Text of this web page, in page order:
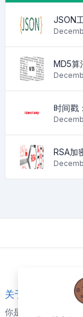
JSON
MD5算
时间戳
RSA加
关于我们
你是否想拥有一个自